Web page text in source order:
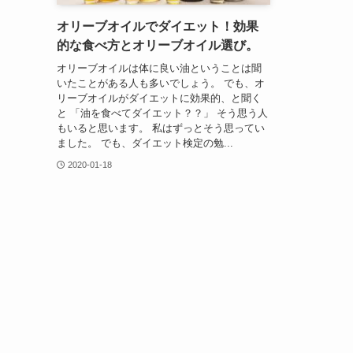
オリーブオイルでダイエット！効果
的な食べ方とオリーブオイル選び。
オリーブオイルは体に良い油ということは聞
いたことがある人も多いでしょう。 でも、オ
リーブオイルがダイエットに効果的、と聞く
と 「油を食べてダイエット？？」 そう思う人
もいると思います。 私はずっとそう思ってい
ました。 でも、ダイエット検定の勉...
2020-01-18